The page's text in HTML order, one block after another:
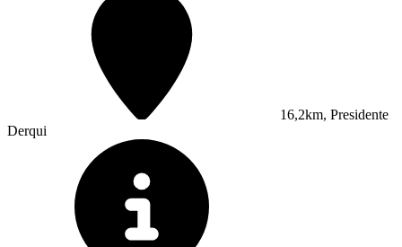
16,2km, Presidente
Derqui